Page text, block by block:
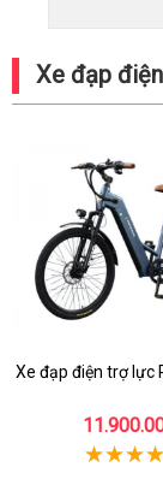
Xe đạp
Xe đạp điện trợ lực